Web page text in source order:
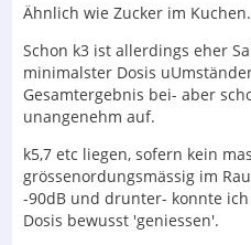
Ähnlich wie Zucker im Kuchen.
Schon k3 ist allerdings eher
minimalster Dosis
Gesamtergebnis bei- aber
unangenehm auf.
k5,7 etc liegen, sofern kein
grössenordungsmässig im
-90dB und drunter- konnte
Dosis bewusst 'geniessen'.